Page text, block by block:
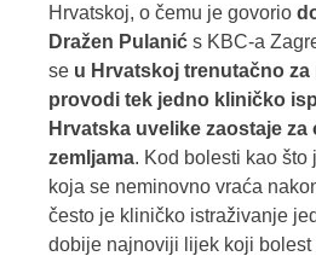
Hrvatskoj, o čemu je govorio
Dražen Pulanić s KBC-a
se u Hrvatskoj trenutačno
provodi tek jedno kliničko
Hrvatska uvelike zaostaje
zemljama. Kod bolesti kao što
koja se neminovno vraća
često je kliničko istraživanje
dobije najnoviji lijek koji bolest